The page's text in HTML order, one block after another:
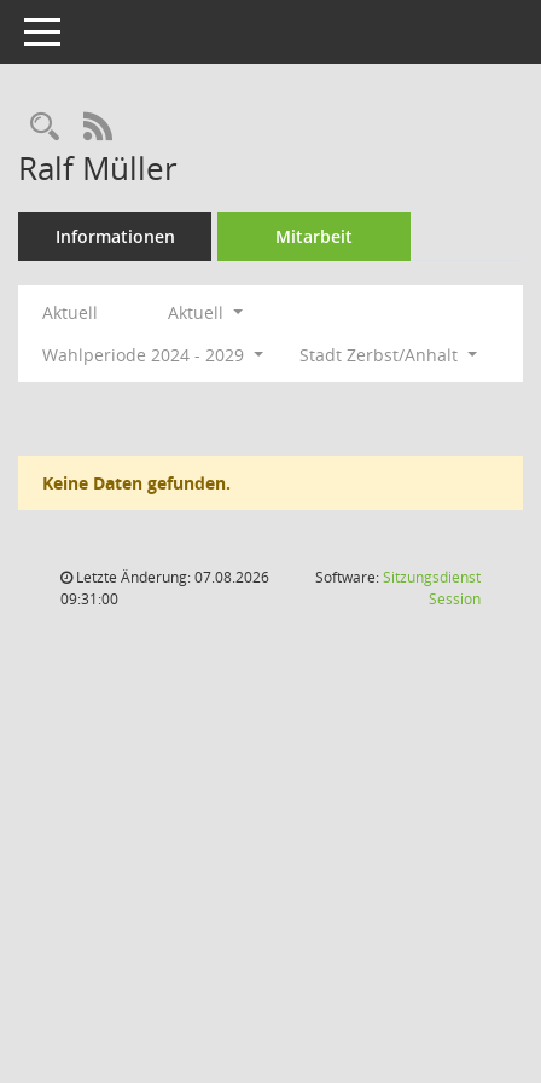
Toggle navigation
Rechercheauswahl
RSS-Feed
Ralf Müller
Informationen Mitarbeit
Aktuell
Aktuell
Wahlperiode 2024 - 2029
Stadt Zerbst/Anhalt
Keine Daten gefunden.
Letzte Änderung: 07.08.2026
09:31:00
Software:Sitzungsdienst
Session(Wird in